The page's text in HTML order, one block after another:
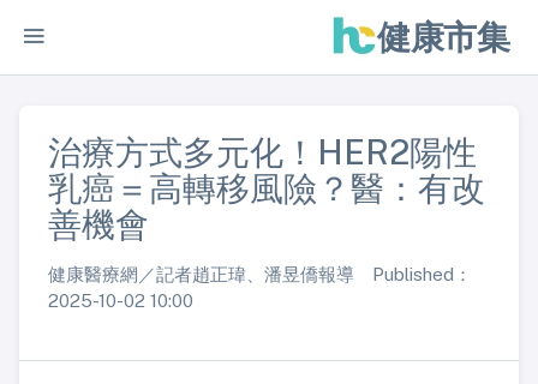
健康市集
治療方式多元化！HER2陽性
乳癌＝高轉移風險？醫：有改
善機會
健康醫療網／記者趙正瑋、潘昱僑報導 Published：
2025-10-02 10:00